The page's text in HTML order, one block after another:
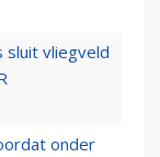
sluit vliegveld
onder